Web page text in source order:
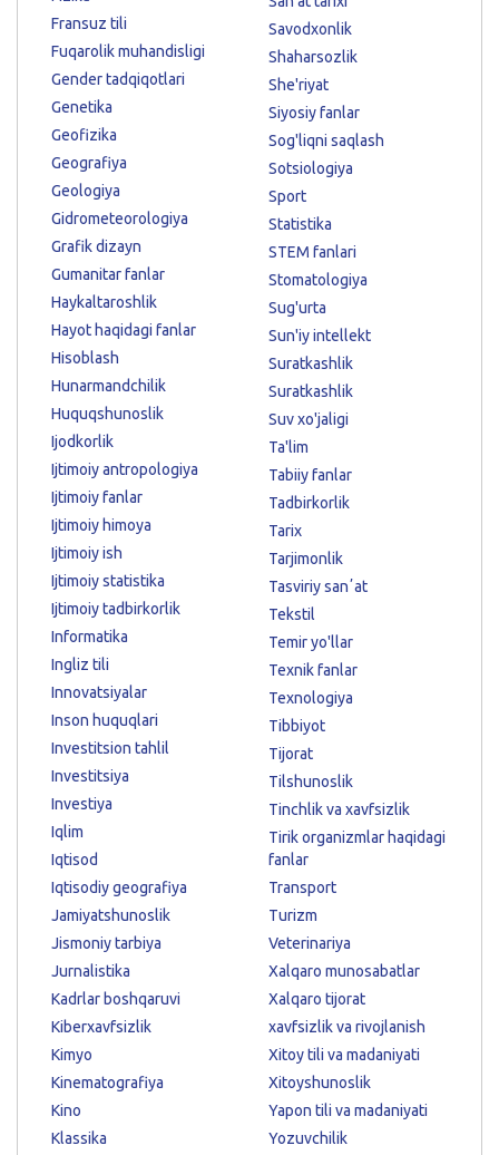
Fransuz tili
Fuqarolik muhandisligi
Gender tadqiqotlari
Genetika
Geofizika
Geografiya
Geologiya
Gidrometeorologiya
Grafik dizayn
Gumanitar fanlar
Haykaltaroshlik
Hayot haqidagi fanlar
Hisoblash
Hunarmandchilik
Huquqshunoslik
Ijodkorlik
Ijtimoiy antropologiya
Ijtimoiy fanlar
Ijtimoiy himoya
Ijtimoiy ish
Ijtimoiy statistika
Ijtimoiy tadbirkorlik
Informatika
Ingliz tili
Innovatsiyalar
Inson huquqlari
Investitsion tahlil
Investitsiya
Investiya
Iqlim
Iqtisod
Iqtisodiy geografiya
Jamiyatshunoslik
Jismoniy tarbiya
Jurnalistika
Kadrlar boshqaruvi
Kiberxavfsizlik
Kimyo
Kinematografiya
Kino
Klassika
Savodxonlik
Shaharsozlik
She'riyat
Siyosiy fanlar
Sog'liqni saqlash
Sotsiologiya
Sport
Statistika
STEM fanlari
Stomatologiya
Sug'urta
Sun'iy intellekt
Suratkashlik
Suratkashlik
Suv xo'jaligi
Ta'lim
Tabiiy fanlar
Tadbirkorlik
Tarix
Tarjimonlik
Tasviriy sanʼat
Tekstil
Temir yo'llar
Texnik fanlar
Texnologiya
Tibbiyot
Tijorat
Tilshunoslik
Tinchlik va xavfsizlik
Tirik organizmlar haqidagi
fanlar
Transport
Turizm
Veterinariya
Xalqaro munosabatlar
Xalqaro tijorat
xavfsizlik va rivojlanish
Xitoy tili va madaniyati
Xitoyshunoslik
Yapon tili va madaniyati
Yozuvchilik